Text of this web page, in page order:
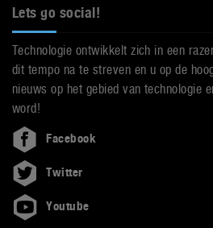
Lets go social!
Technologie ontwikkelt zich in een
dit tempo na te streven en u op de
nieuws op het gebied van technologie
word!
Facebook
Twitter
Youtube